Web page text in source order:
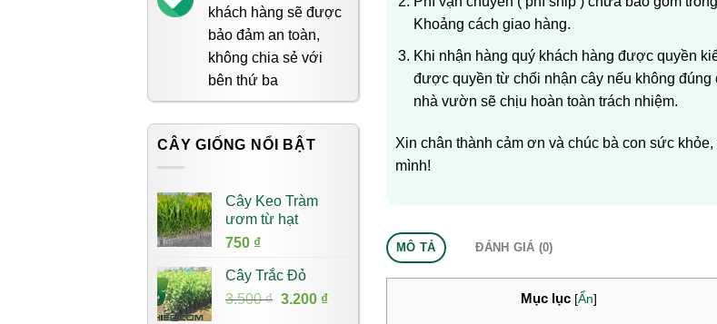
khách hàng sẽ được
bảo đảm an toàn,
không chia sẻ với
bên thứ ba
CÂY GIỐNG NỔI BẬT
Cây Keo Tràm
ươm từ hạt
750 ₫
Cây Trắc Đỏ
3.500₫ Giá
3.200 ₫Giá
Khoảng cách giao hàng.
Khi nhận hàng quý khách hàng được quyền
được quyền từ chối nhận cây nếu không
nhà vườn sẽ chịu hoàn toàn trách nhiệm.
Xin chân thành cảm ơn và chúc bà con sức
mình!
MÔ TẢ ĐÁNH GIÁ (0)
Mục lục [Ẩn]